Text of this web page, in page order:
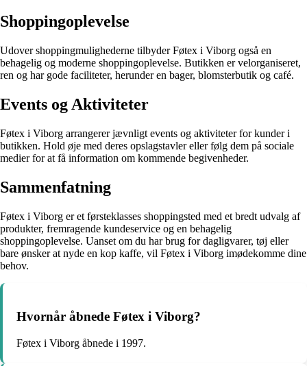
Shoppingoplevelse
Udover shoppingmulighederne tilbyder Føtex i Viborg også en
behagelig og moderne shoppingoplevelse. Butikken er velorganiseret,
ren og har gode faciliteter, herunder en bager, blomsterbutik og café.
Events og Aktiviteter
Føtex i Viborg arrangerer jævnligt events og aktiviteter for kunder i
butikken. Hold øje med deres opslagstavler eller følg dem på sociale
medier for at få information om kommende begivenheder.
Sammenfatning
Føtex i Viborg er et førsteklasses shoppingsted med et bredt udvalg af
produkter, fremragende kundeservice og en behagelig
shoppingoplevelse. Uanset om du har brug for dagligvarer, tøj eller
bare ønsker at nyde en kop kaffe, vil Føtex i Viborg imødekomme dine
behov.
Hvornår åbnede Føtex i Viborg?
Føtex i Viborg åbnede i 1997.